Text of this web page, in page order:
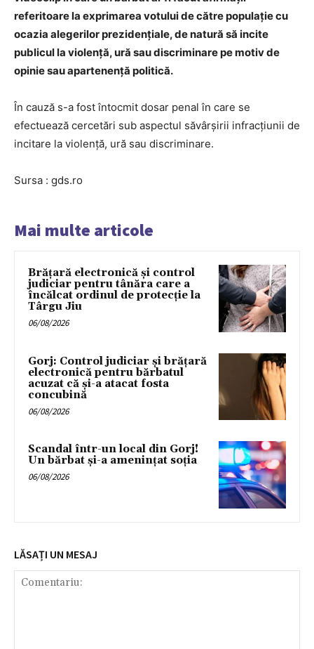
referitoare la exprimarea votului de către populație cu
ocazia alegerilor prezidențiale, de natură să incite
publicul la violență, ură sau discriminare pe motiv de
opinie sau apartenență politică.
În cauză s-a fost întocmit dosar penal în care se
efectuează cercetări sub aspectul săvârșirii infracțiunii de
incitare la violență, ură sau discriminare.
Sursa : gds.ro
Mai multe articole
Brățară electronică și control
judiciar pentru tânăra care a
încălcat ordinul de protecție la
Târgu Jiu
06/08/2026
Gorj: Control judiciar și brățară
electronică pentru bărbatul
acuzat că și-a atacat fosta
concubină
06/08/2026
Scandal într-un local din Gorj!
Un bărbat și-a amenințat soția
06/08/2026
LĂSAȚI UN MESAJ